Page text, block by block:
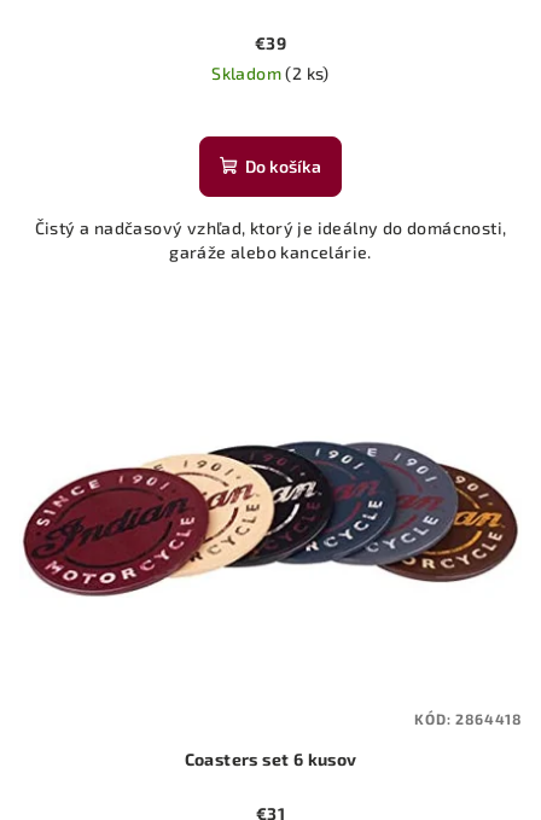
€39
Skladom(2 ks)
hodnotenie
produktu
z
5
Do košíka
Čistý a nadčasový vzhľad, ktorý je ideálny do domácnosti,
garáže alebo kancelárie.
Coasters set 6 kusov
€31
KÓD:2864418